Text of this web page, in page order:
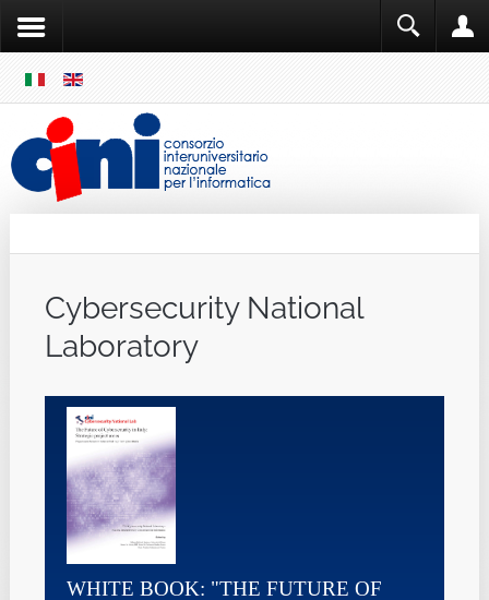
MENU
Cybersecurity National
Laboratory
WHITE BOOK: "THE FUTURE OF